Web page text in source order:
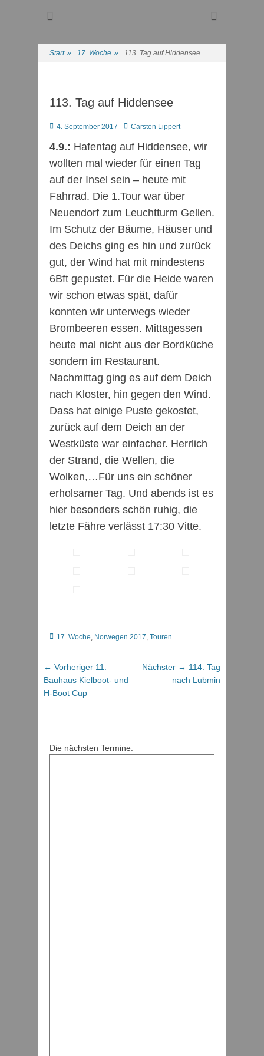
Wassersport-Verein
Regattasport und Wasserwandern - Freizeit mit der ganzen
Start » 17. Woche » 113. Tag auf Hiddensee
113. Tag auf Hiddensee
Posted
4. September 2017 AutorCarsten Lippert
4.9.: Hafentag auf Hiddensee, wir
wollten mal wieder für einen Tag
auf der Insel sein – heute mit
Fahrrad. Die 1.Tour war über
Neuendorf zum Leuchtturm Gellen.
Im Schutz der Bäume, Häuser und
des Deichs ging es hin und zurück
gut, der Wind hat mit mindestens
6Bft gepustet. Für die Heide waren
wir schon etwas spät, dafür
konnten wir unterwegs wieder
Brombeeren essen. Mittagessen
heute mal nicht aus der Bordküche
sondern im Restaurant.
Nachmittag ging es auf dem Deich
nach Kloster, hin gegen den Wind.
Dass hat einige Puste gekostet,
zurück auf dem Deich an der
Westküste war einfacher. Herrlich
der Strand, die Wellen, die
Wolken,…Für uns ein schöner
erholsamer Tag. Und abends ist es
hier besonders schön ruhig, die
letzte Fähre verlässt 17:30 Vitte.
Kategorien
17. Woche, Norwegen 2017, Touren
Beitragsnavigation
← Vorheriger Vorheriger
Beitrag:
11.
Bauhaus Kielboot- und
H-Boot Cup
Nächster → Nächster
Beitrag:
114. Tag
nach Lubmin
Die nächsten Termine: